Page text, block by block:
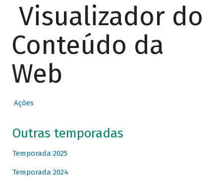
Visualizador do
Conteúdo da
Web
Ações
Outras temporadas
Temporada 2025
Temporada 2024